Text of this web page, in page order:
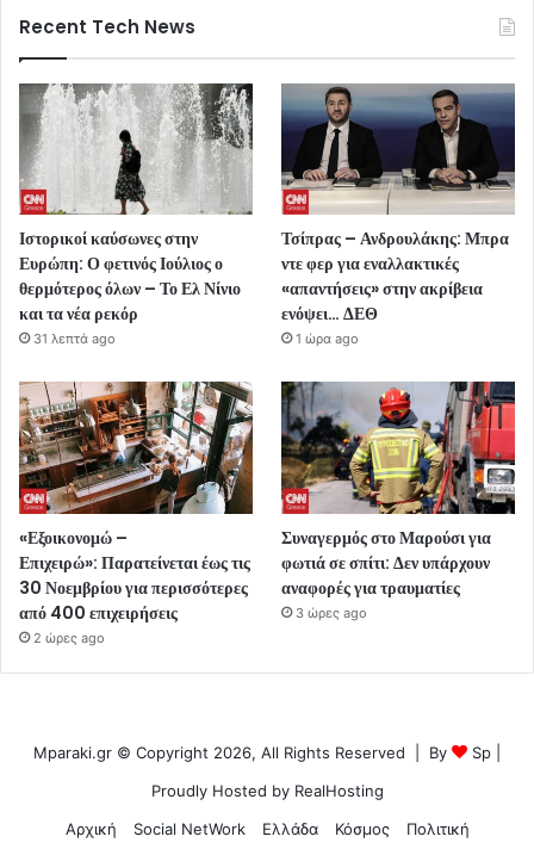
Recent Tech News
Ιστορικοί καύσωνες στην
Ευρώπη: Ο φετινός Ιούλιος ο
θερμότερος όλων – Το Ελ Νίνιο
και τα νέα ρεκόρ
31 λεπτά ago
Τσίπρας – Ανδρουλάκης: Μπρα
ντε φερ για εναλλακτικές
«απαντήσεις» στην ακρίβεια
ενόψει… ΔΕΘ
1 ώρα ago
«Εξοικονομώ –
Επιχειρώ»: Παρατείνεται έως τις
30 Νοεμβρίου για περισσότερες
από 400 επιχειρήσεις
2 ώρες ago
Συναγερμός στο Μαρούσι για
φωτιά σε σπίτι: Δεν υπάρχουν
αναφορές για τραυματίες
3 ώρες ago
Mparaki.gr © Copyright 2026, All Rights Reserved | By Sp
Proudly Hosted by RealHosting
Αρχική
Social NetWork Ελλάδα Κόσμος Πολιτική